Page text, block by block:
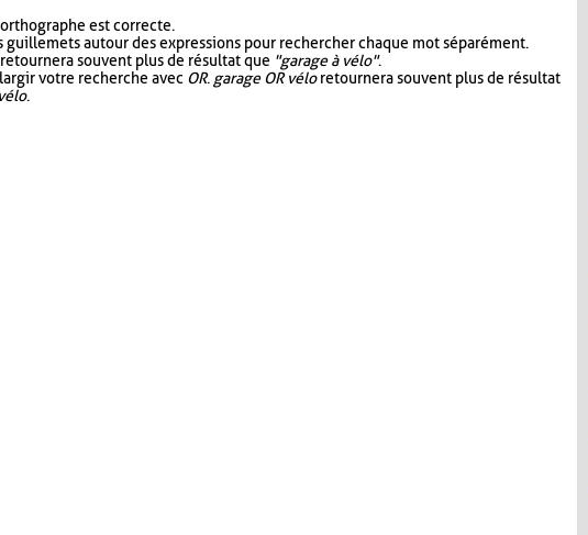
est correcte.
guillemets autour des expressions pour rechercher chaque mot séparément.
souvent plus de résultat que "garage à vélo".
votre recherche avec OR. garage OR véloretournera souvent plus de résultat
.